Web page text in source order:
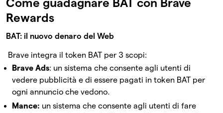
Come guadagnare BAT con Brave
Rewards
BAT: il nuovo denaro del Web
Brave integra il token BAT per 3 scopi:
Brave Ads: un sistema che consente agli utenti di
vedere pubblicità e di essere pagati in token BAT per
ogni annuncio che vedono.
Mance: un sistema che consente agli utenti di fare